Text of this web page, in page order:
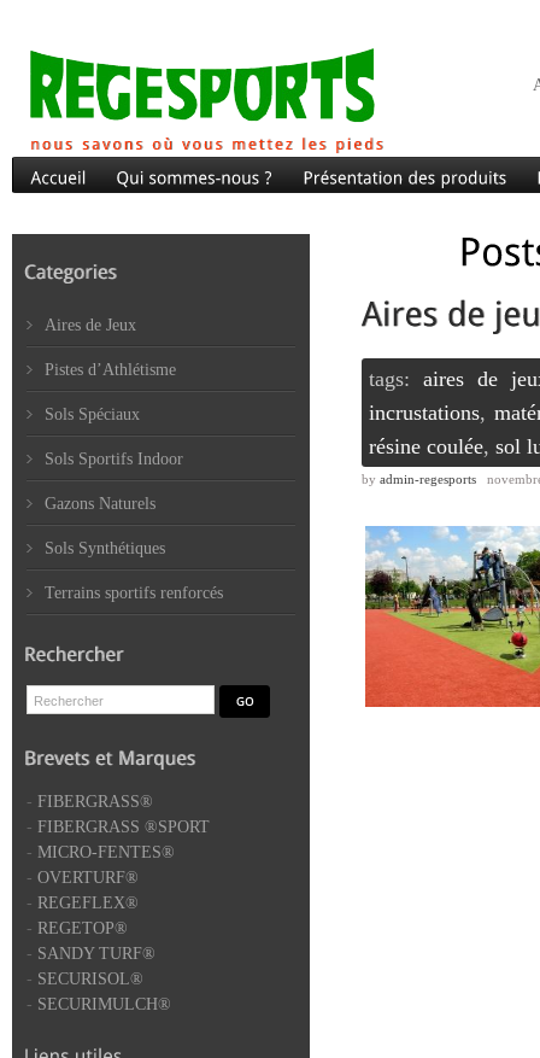
tags: aires de
incrustations,
résine coulée, sol
by admin-regesports
Aires de Jeux
Pistes d’Athlétisme
Sols Spéciaux
Sols Sportifs Indoor
Gazons Naturels
Sols Synthétiques
Terrains sportifs renforcés
- FIBERGRASS®
- FIBERGRASS ®SPORT
- MICRO-FENTES®
- OVERTURF®
- REGEFLEX®
- REGETOP®
- SANDY TURF®
- SECURISOL®
- SECURIMULCH®